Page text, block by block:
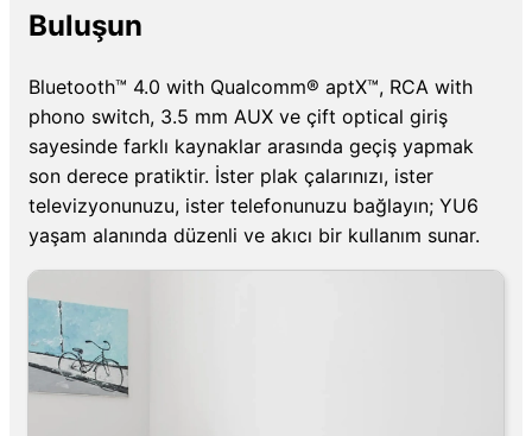
Buluşun
Bluetooth™ 4.0 with Qualcomm® aptX™, RCA with
phono switch, 3.5 mm AUX ve çift optical giriş
sayesinde farklı kaynaklar arasında geçiş yapmak
son derece pratiktir. İster plak çalarınızı, ister
televizyonunuzu, ister telefonunuzu bağlayın; YU6
yaşam alanında düzenli ve akıcı bir kullanım sunar.